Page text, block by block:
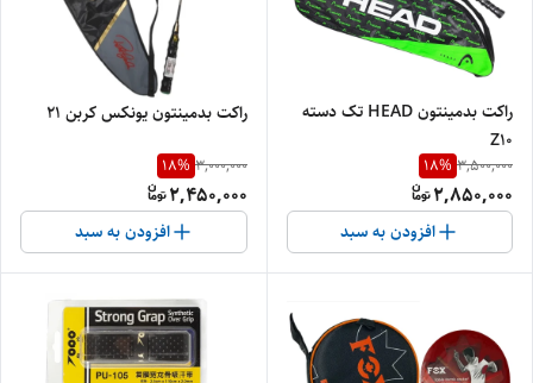
راکت بدمینتون HEAD تک دسته
Z10
3,500,000
18%
2,850,000
افزودن به سبد
راکت بدمینتون یونکس کربن 21
3,000,000
18%
2,450,000
افزودن به سبد